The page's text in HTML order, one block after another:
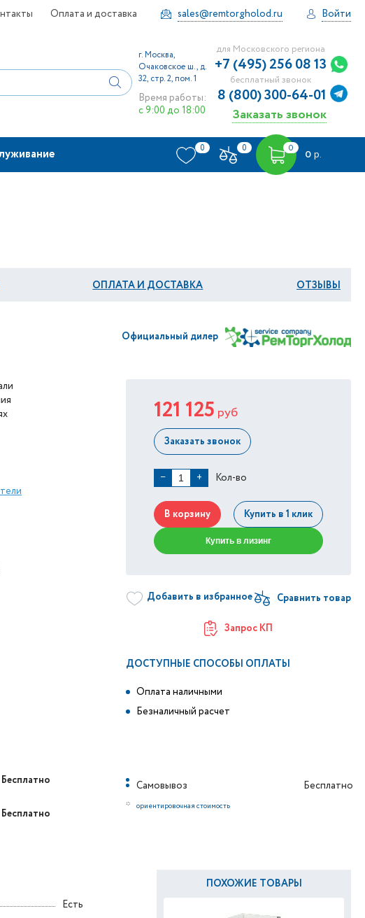
Оплата и доставка sales@remtorgholod.ru Войти
г. Москва,
Очаковское ш., д.
32, стр. 2, пом. 1
Время работы:
с 9:00 до 18:00
для Московского региона
+7 (495) 256 08 13
бесплатный звонок
8 (800) 300-64-01
Заказать звонок
0 0 0
0 р.
ОПЛАТА И ДОСТАВКА ОТЗЫВЫ
Официальный дилер
121 125 руб
Заказать звонок
− + Кол-во
В корзину Купить в 1 клик
Купить в лизинг
Добавить в избранное
Запрос КП
ДОСТУПНЫЕ СПОСОБЫ ОПЛАТЫ
Оплата наличными
Безналичный расчет
Бесплатно
Бесплатно
Самовывоз
Бесплатно
* ориентировочная стоимость
Есть
ПОХОЖИЕ ТОВАРЫ